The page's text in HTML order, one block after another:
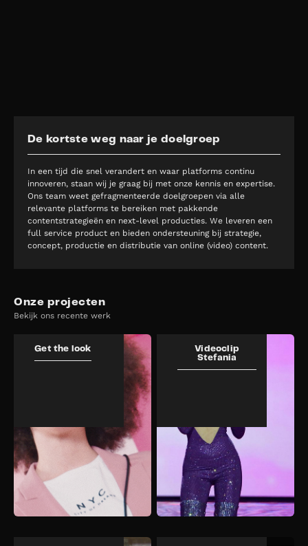
De kortste weg naar je doelgroep
In een tijd die snel verandert en waar platforms continu
innoveren, staan wij je graag bij met onze kennis en expertise.
Ons team weet gefragmenteerde doelgroepen via alle
relevante platforms te bereiken met pakkende
contentstrategieën en next-level producties. We leveren een
full service product en bieden ondersteuning bij strategie,
concept, productie en distributie van online (video) content.
Onze projecten
Bekijk ons recente werk
Get the look
Videoclip
Stefania